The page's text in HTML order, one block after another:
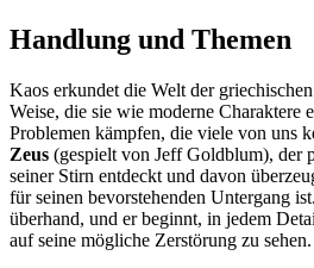
Handlung und Themen
Kaos erkundet die Welt der
Weise, die sie wie moderne Charaktere
Problemen kämpfen, die viele von uns
Zeus (gespielt von Jeff Goldblum), der
seiner Stirn entdeckt und davon
für seinen bevorstehenden Untergang
überhand, und er beginnt, in jedem
auf seine mögliche Zerstörung zu sehen.